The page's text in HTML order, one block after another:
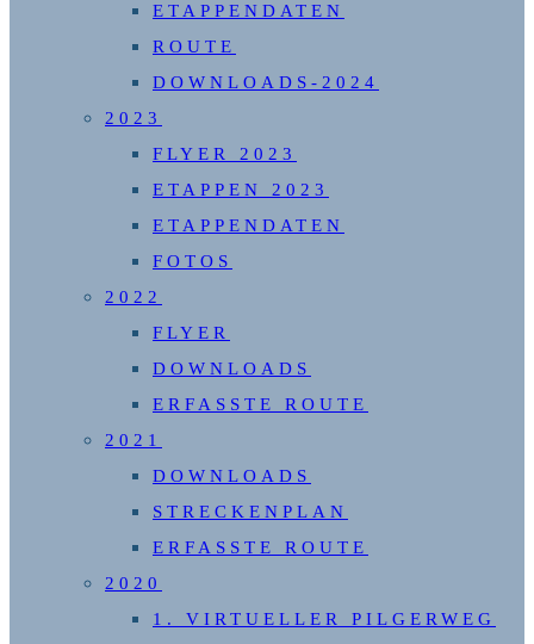
ETAPPENDATEN
ROUTE
DOWNLOADS-2024
2023
FLYER 2023
ETAPPEN 2023
ETAPPENDATEN
FOTOS
2022
FLYER
DOWNLOADS
ERFASSTE ROUTE
2021
DOWNLOADS
STRECKENPLAN
ERFASSTE ROUTE
2020
1. VIRTUELLER PILGERWEG